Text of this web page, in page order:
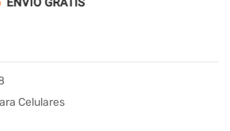
Celulares